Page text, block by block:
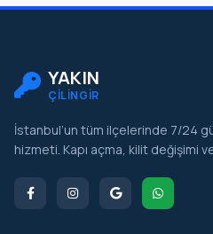
Şile
Tuzla
Üsküdar
YAKIN
ÇİLİNGİR
İstanbul’un tüm ilçelerinde 7/24
hizmeti. Kapı açma, kilit değişimi